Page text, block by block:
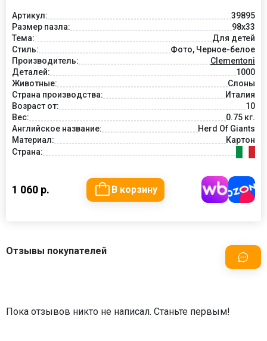
Артикул:
39895
Размер пазла:
98x33
Тема:
Для детей
Стиль:
Фото, Черное-белое
Производитель:
Clementoni
Деталей:
1000
Животные:
Слоны
Страна производства:
Италия
Возраст от:
10
Вес:
0.75 кг.
Английское название:
Herd Of Giants
Материал:
Картон
Страна:
1 060 р. В корзину
Отзывы покупателей
Пока отзывов никто не написал. Станьте первым!